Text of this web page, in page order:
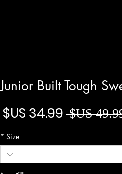
Junior Built Tough
سعر عادي
Size
*